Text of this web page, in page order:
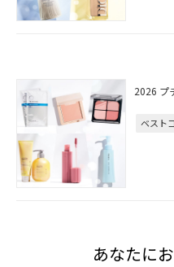
2026 プ
ベスト
あなたに